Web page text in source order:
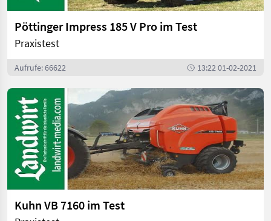
Pöttinger Impress 185 V Pro im Test
Praxistest
Aufrufe: 66622 13:22 01-02-2021
Kuhn VB 7160 im Test